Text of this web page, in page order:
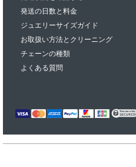
発送の日数と料金
ジュエリーサイズガイド
お取扱い方法とクリーニング
チェーンの種類
よくある質問